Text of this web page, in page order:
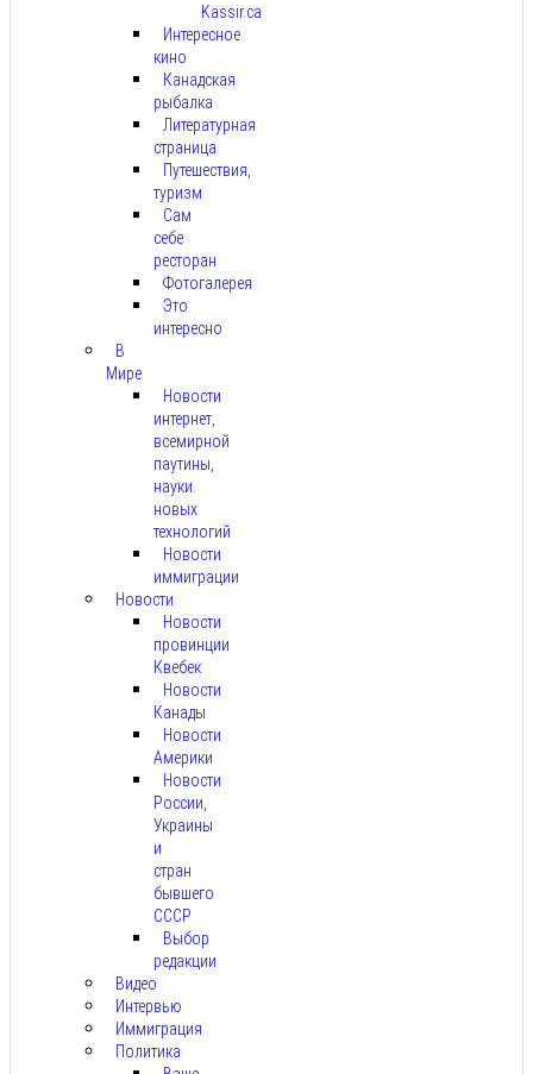
Kassir.ca
Интересное
кино
Канадская
рыбалка
Литературная
страница
Путешествия,
туризм
Сам
себе
ресторан
Фотогалерея
Это
интересно
В
Мире
Новости
интернет,
всемирной
паутины,
науки.
новых
технологий
Новости
иммиграции
Новости
Новости
провинции
Квебек
Новости
Канады
Новости
Америки
Новости
России,
Украины
и
стран
бывшего
СССР
Выбор
редакции
Видео
Интервью
Иммиграция
Политика